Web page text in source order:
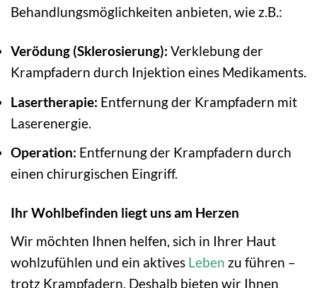
Behandlungsmöglichkeiten anbieten, wie z.B.:
Verödung (Sklerosierung): Verklebung der
Krampfadern durch Injektion eines Medikaments.
Lasertherapie: Entfernung der Krampfadern mit
Laserenergie.
Operation: Entfernung der Krampfadern durch
einen chirurgischen Eingriff.
Ihr Wohlbefinden liegt uns am Herzen
Wir möchten Ihnen helfen, sich in Ihrer Haut
wohlzufühlen und ein aktives Leben zu führen –
trotz Krampfadern. Deshalb bieten wir Ihnen